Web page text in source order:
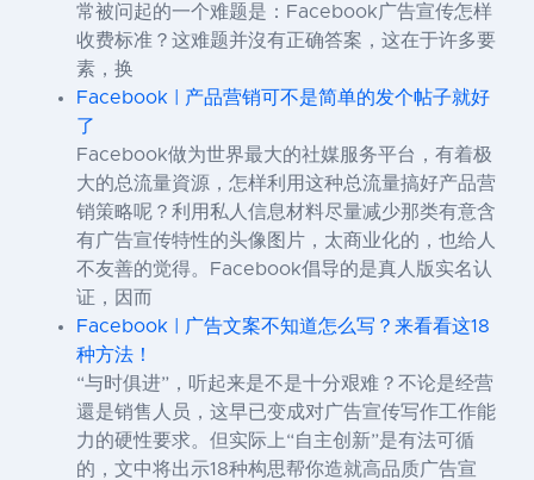
常被问起的一个难题是：Facebook广告宣传怎样
收费标准？这难题并沒有正确答案，这在于许多要
素，换
Facebook | 产品营销可不是简单的发个帖子就好
了
Facebook做为世界最大的社媒服务平台，有着极
大的总流量資源，怎样利用这种总流量搞好产品营
销策略呢？利用私人信息材料尽量减少那类有意含
有广告宣传特性的头像图片，太商业化的，也给人
不友善的觉得。Facebook倡导的是真人版实名认
证，因而
Facebook | 广告文案不知道怎么写？来看看这18
种方法！
“与时俱进”，听起来是不是十分艰难？不论是经营
還是销售人员，这早已变成对广告宣传写作工作能
力的硬性要求。但实际上“自主创新”是有法可循
的，文中将出示18种构思帮你造就高品质广告宣